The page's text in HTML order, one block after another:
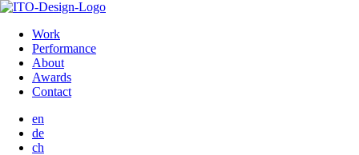
Work
Performance
About
Awards
Contact
en
de
ch